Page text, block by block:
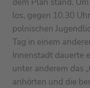
los, gegen 10.30
polnischen
Tag in einem
Innenstadt dauerte
unter anderem das
anhörten und die